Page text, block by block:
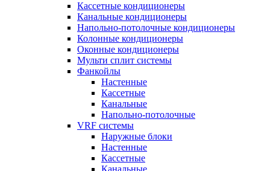
Кассетные кондиционеры
Канальные кондиционеры
Напольно-потолочные кондиционеры
Колонные кондиционеры
Оконные кондиционеры
Мульти сплит системы
Фанкойлы
Настенные
Кассетные
Канальные
Напольно-потолочные
VRF системы
Наружные блоки
Настенные
Кассетные
Канальные